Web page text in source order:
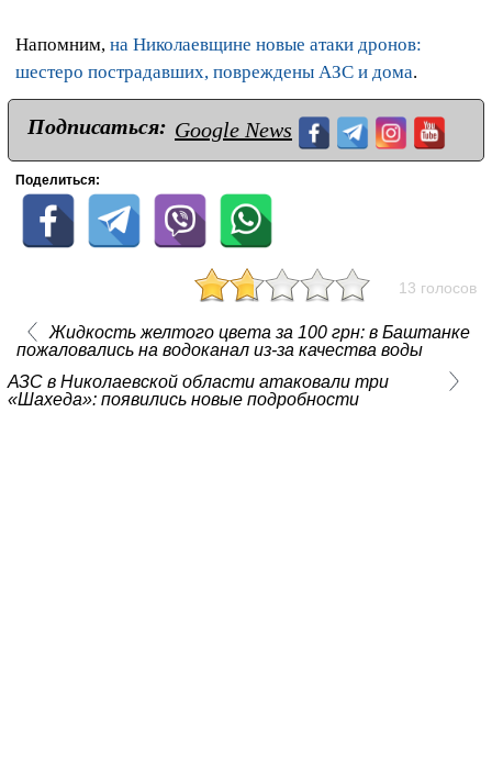
Напомним, на Николаевщине новые атаки дронов:
шестеро пострадавших, повреждены АЗС и дома.
Подписаться: Google News
Поделиться:
13 голосов
Жидкость желтого цвета за 100 грн: в Баштанке
пожаловались на водоканал из-за качества воды
АЗС в Николаевской области атаковали три
«Шахеда»: появились новые подробности